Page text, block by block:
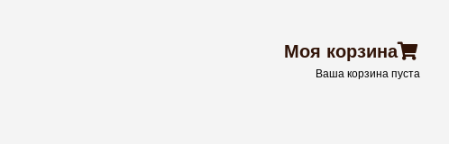
Моя корзина
Ваша корзина пуста